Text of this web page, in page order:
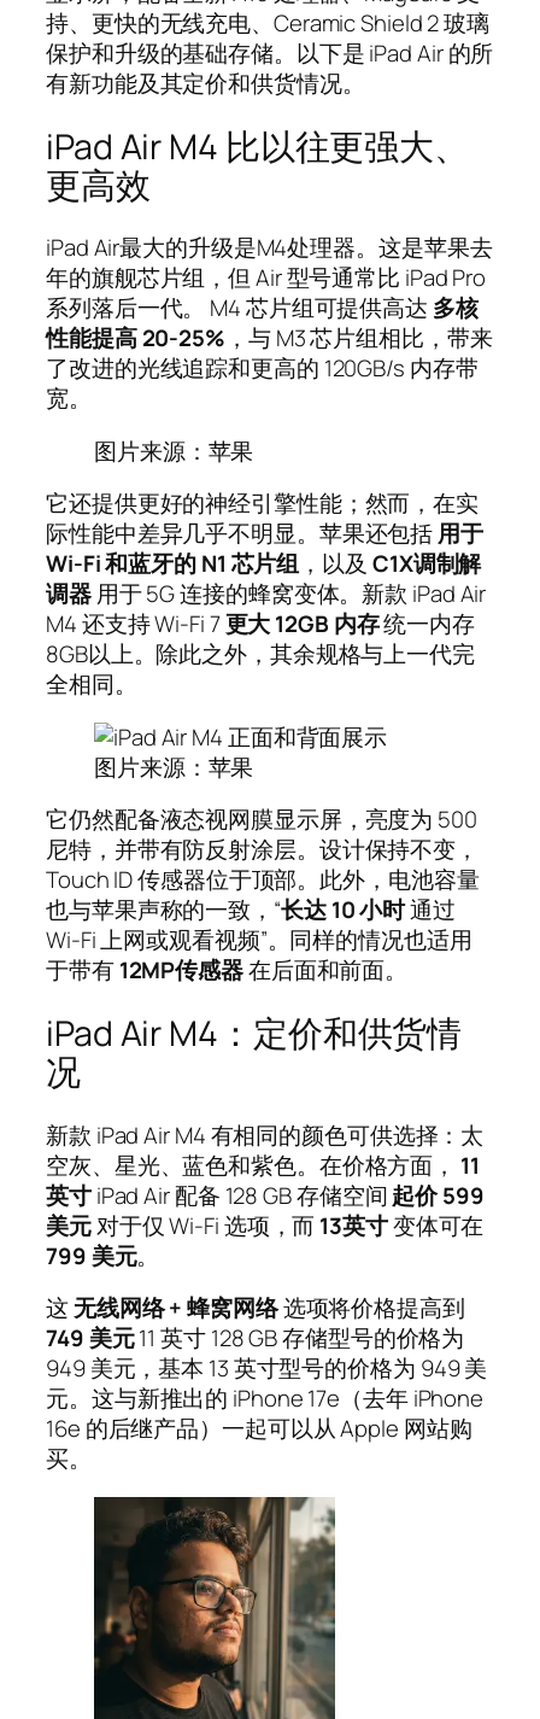
持、更快的无线充电、Ceramic Shield 2 玻璃
保护和升级的基础存储。以下是 iPad Air 的所
有新功能及其定价和供货情况。
iPad Air M4 比以往更强大、
更高效
iPad Air最大的升级是M4处理器。这是苹果去
年的旗舰芯片组，但 Air 型号通常比 iPad Pro
系列落后一代。 M4 芯片组可提供高达 多核
性能提高 20-25% ，与 M3 芯片组相比，带来
了改进的光线追踪和更高的 120GB/s 内存带
宽。
图片来源：苹果
它还提供更好的神经引擎性能；然而，在实
际性能中差异几乎不明显。苹果还包括用于
Wi-Fi 和蓝牙的 N1 芯片组，以及C1X调制解
调器用于 5G 连接的蜂窝变体。新款 iPad Air
M4 还支持 Wi-Fi 7更大12GB 内存统一内存
8GB以上。除此之外，其余规格与上一代完
全相同。
图片来源：苹果
它仍然配备液态视网膜显示屏，亮度为 500
尼特，并带有防反射涂层。设计保持不变，
Touch ID 传感器位于顶部。此外，电池容量
也与苹果声称的一致，“长达 10 小时通过
Wi-Fi 上网或观看视频”。同样的情况也适用
于带有12MP传感器在后面和前面。
iPad Air M4：定价和供货情
况
新款 iPad Air M4 有相同的颜色可供选择：太
空灰、星光、蓝色和紫色。在价格方面， 11
英寸iPad Air 配备 128 GB 存储空间起价 599
美元对于仅 Wi-Fi 选项，而 13英寸变体可在
799 美元。
这无线网络 + 蜂窝网络选项将价格提高到
749 美元11 英寸 128 GB 存储型号的价格为
949 美元，基本 13 英寸型号的价格为 949 美
元。这与新推出的 iPhone 17e（去年 iPhone
16e 的后继产品）一起可以从 Apple 网站购
买。